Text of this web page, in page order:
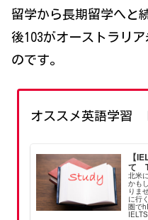
留学から長期留学へと
後103がオーストラリ
のです。
オススメ英語学習
【
て
北米
かも
りま
に行
圏で